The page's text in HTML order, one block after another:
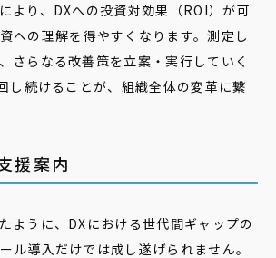
より、DXへの投資対効果（ROI）が可
への理解を得やすくなります。測定し
さらなる改善策を立案・実行していく
し続けることが、組織全体の変革に繋
援案内
ように、DXにおける世代間ギャップの
ル導入だけでは成し遂げられません。